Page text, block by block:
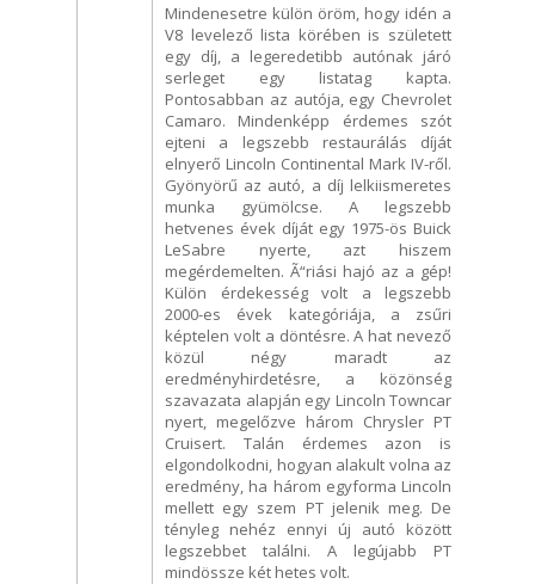
Mindenesetre külön öröm, hogy idén a
V8 levelező lista körében is született
egy díj, a legeredetibb autónak járó
serleget egy listatag kapta.
Pontosabban az autója, egy Chevrolet
Camaro. Mindenképp érdemes szót
ejteni a legszebb restaurálás díját
elnyerő Lincoln Continental Mark IV-ről.
Gyönyörű az autó, a díj lelkiismeretes
munka gyümölcse. A legszebb
hetvenes évek díját egy 1975-ös Buick
LeSabre nyerte, azt hiszem
megérdemelten. Ã“riási hajó az a gép!
Külön érdekesség volt a legszebb
2000-es évek kategóriája, a zsűri
képtelen volt a döntésre. A hat nevező
közül négy maradt az
eredményhirdetésre, a közönség
szavazata alapján egy Lincoln Towncar
nyert, megelőzve három Chrysler PT
Cruisert. Talán érdemes azon is
elgondolkodni, hogyan alakult volna az
eredmény, ha három egyforma Lincoln
mellett egy szem PT jelenik meg. De
tényleg nehéz ennyi új autó között
legszebbet találni. A legújabb PT
mindössze két hetes volt.